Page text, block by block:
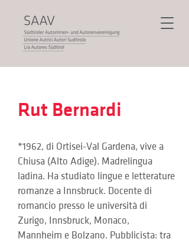
Rut Bernardi
*1962, di Ortisei-Val Gardena, vive a
Chiusa (Alto Adige). Madrelingua
ladina. Ha studiato lingue e letterature
romanze a Innsbruck. Docente di
romancio presso le università di
Zurigo, Innsbruck, Monaco,
Mannheim e Bolzano. Pubblicista: tra